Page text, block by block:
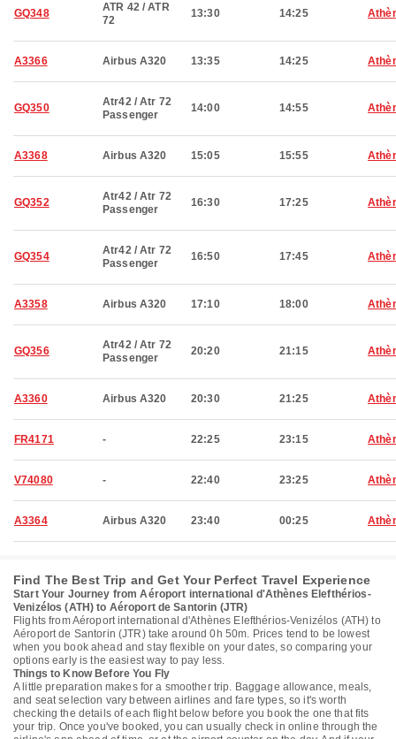
GQ348
ATR 42 / ATR
72
13:30 14:25
A3366 Airbus A320 13:35 14:25
GQ350
Atr42 / Atr 72
Passenger
14:00 14:55
A3368 Airbus A320 15:05 15:55
GQ352
Atr42 / Atr 72
Passenger
16:30 17:25
GQ354
Atr42 / Atr 72
Passenger
16:50 17:45
A3358 Airbus A320 17:10 18:00
GQ356
Atr42 / Atr 72
Passenger
20:20 21:15
A3360 Airbus A320 20:30 21:25
FR4171 - 22:25 23:15
V74080 - 22:40 23:25
A3364 Airbus A320 23:40 00:25
Find The Best Trip and Get Your Perfect Travel Experience
Start Your Journey from Aéroport international d'Athènes Elefthérios-
Venizélos (ATH) to Aéroport de Santorin (JTR)
Flights from Aéroport international d'Athènes Elefthérios-Venizélos (ATH) to
Aéroport de Santorin (JTR) take around 0h 50m. Prices tend to be lowest
when you book ahead and stay flexible on your dates, so comparing your
options early is the easiest way to pay less.
Things to Know Before You Fly
A little preparation makes for a smoother trip. Baggage allowance, meals,
and seat selection vary between airlines and fare types, so it's worth
checking the details of each flight below before you book the one that fits
your trip. Once you've booked, you can usually check in online through the